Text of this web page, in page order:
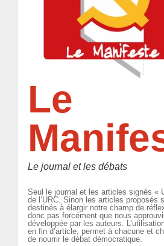
Le
Le journal et les débats
Seul le journal et les articles signés «
de l’URC. Sinon les articles proposés
destinés à élargir notre champ de
donc pas forcément que nous
développée par les auteurs.
en fin d’article, permet à chacune et
de nourrir le débat démocratique.